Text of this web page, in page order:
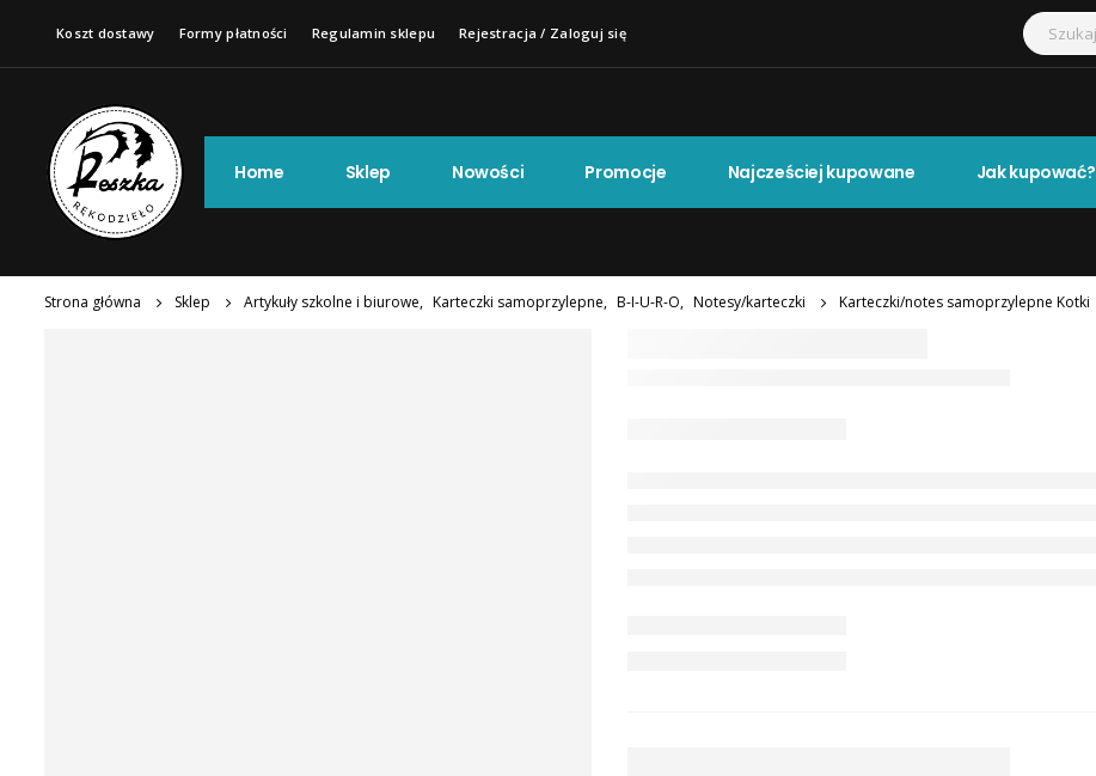
Koszt dostawy Formy płatności Regulamin sklepu Rejestracja / Zaloguj się
Home Sklep Nowości Promocje Najcześciej kupowane Jak kupować?
Strona główna Sklep Artykuły szkolne i biurowe, Karteczki samoprzylepne, B-I-U-R-O, Notesy/karteczki Karteczki/notes samoprzylepne Kotki